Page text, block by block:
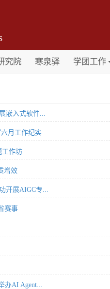
究院 寒泉驿 学团工作
嵌入式软件...
月工作纪实
作坊
增效
开展AIGC专...
赛事
办AI Agent...